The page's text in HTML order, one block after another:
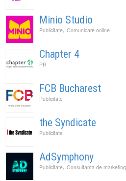
Minio Studio
Publicitate, Comunicare online
Chapter 4
PR
FCB Bucharest
Publicitate
the Syndicate
Publicitate
AdSymphony
Publicitate, Consultanta de marketing